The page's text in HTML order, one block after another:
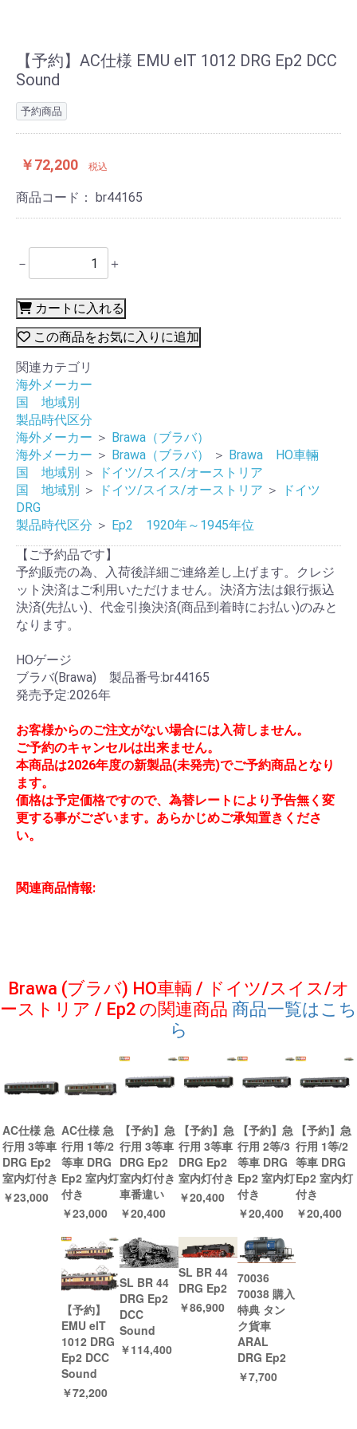
【予約】AC仕様 EMU elT 1012 DRG Ep2 DCC
Sound
予約商品
￥72,200 税込
商品コード： br44165
－ ＋
カートに入れる
この商品をお気に入りに追加
関連カテゴリ
海外メーカー
国 地域別
製品時代区分
海外メーカー ＞ Brawa（ブラバ）
海外メーカー ＞ Brawa（ブラバ） ＞ Brawa HO車輛
国 地域別 ＞
ドイツ/スイス/オーストリア
国 地域別 ＞ ドイツ/スイス/オーストリア ＞
ドイツ
DRG
製品時代区分 ＞ Ep2 1920年～1945年位
【ご予約品です】
予約販売の為、入荷後詳細ご連絡差し上げます。クレジ
ット決済はご利用いただけません。決済方法は銀行振込
決済(先払い)、代金引換決済(商品到着時にお払い)のみと
なります。
HOゲージ
ブラバ(Brawa) 製品番号:br44165
発売予定:2026年
お客様からのご注文がない場合には入荷しません。
ご予約のキャンセルは出来ません。
本商品は2026年度の新製品(未発売)でご予約商品となり
ます。
価格は予定価格ですので、為替レートにより予告無く変
更する事がございます。あらかじめご承知置きくださ
い。
関連商品情報:
Brawa (ブラバ) HO車輌 / ドイツ/スイス/オ
ーストリア / Ep2 の関連商品 商品一覧はこち
ら
AC仕様 急
行用 3等車
DRG Ep2
室内灯付き
￥23,000
AC仕様 急
行用 1等/2
等車 DRG
Ep2 室内灯
付き
￥23,000
【予約】急
行用 3等車
DRG Ep2
室内灯付き
車番違い
￥20,400
【予約】急
行用 3等車
DRG Ep2
室内灯付き
￥20,400
【予約】急
行用 2等/3
等車 DRG
Ep2 室内灯
付き
￥20,400
【予約】急
行用 1等/2
等車 DRG
Ep2 室内灯
付き
￥20,400
【予約】
EMU elT
1012 DRG
Ep2 DCC
Sound
￥72,200
SL BR 44
DRG Ep2
DCC
Sound
￥114,400
SL BR 44
DRG Ep2
￥86,900
70036
70038 購入
特典 タン
ク貨車
ARAL
DRG Ep2
￥7,700